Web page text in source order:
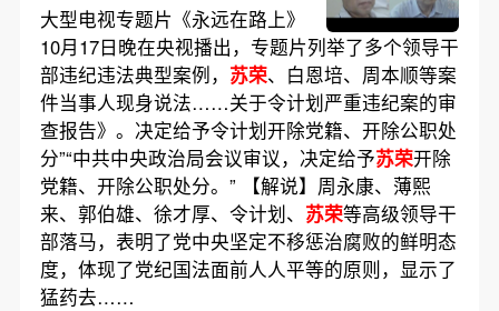
大型电视专题片《永远在路上》
10月17日晚在央视播出，专题片列举了多个领导干
部违纪违法典型案例， 苏荣、白恩培、周本顺等案
件当事人现身说法……关于令计划严重违纪案的审
查报告》。决定给予令计划开除党籍、开除公职处
分”“中共中央政治局会议审议，决定给予苏荣开除
党籍、开除公职处分。” 【解说】周永康、薄熙
来、郭伯雄、徐才厚、令计划、 苏荣等高级领导干
部落马，表明了党中央坚定不移惩治腐败的鲜明态
度，体现了党纪国法面前人人平等的原则，显示了
猛药去……